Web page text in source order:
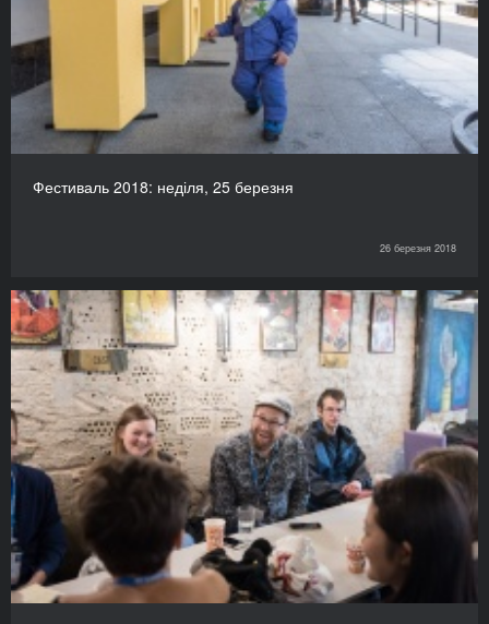
Фестиваль 2018: неділя, 25 березня
26 березня 2018